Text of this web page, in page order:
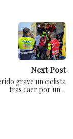
Next Post
grave un ciclista
tras caer por un…